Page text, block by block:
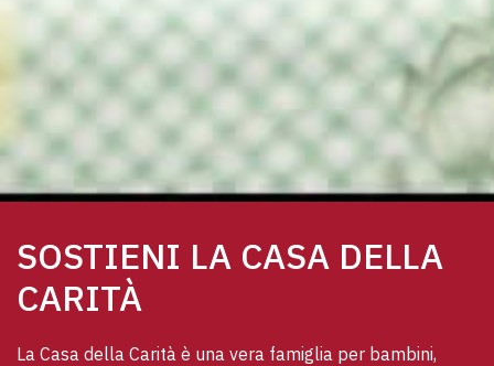
SOSTIENI LA CASA DELLA
CARITÀ
La Casa della Carità è una vera famiglia per bambini,